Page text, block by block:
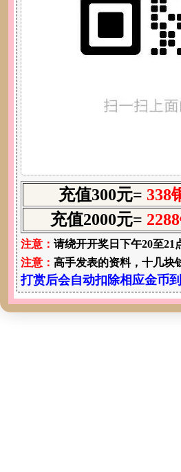
充值300元= 338
充值2000元=
注意： 请绕开开奖日下午20至21
注意： 高手发表的资料，十几块
打赏后会自动扣除相应金币